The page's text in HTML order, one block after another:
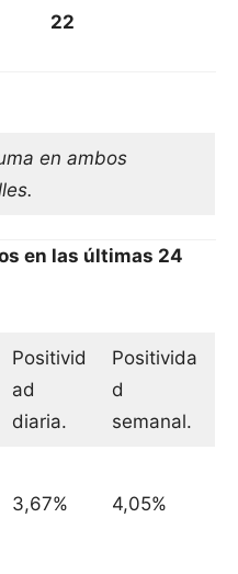
22
en ambos
en las últimas 24
Positivid
ad
diaria.
Positivida
d
semanal.
3,67% 4,05%